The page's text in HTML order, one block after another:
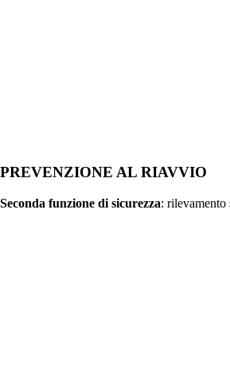
PREVENZIONE AL RIAVVIO
Seconda funzione di sicurezza: rilevamento